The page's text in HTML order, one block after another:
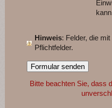
Hinweis : Felder, die mit
Pflichtfelder.
Bitte beachten Sie, dass